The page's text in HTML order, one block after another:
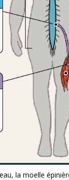
la moelle